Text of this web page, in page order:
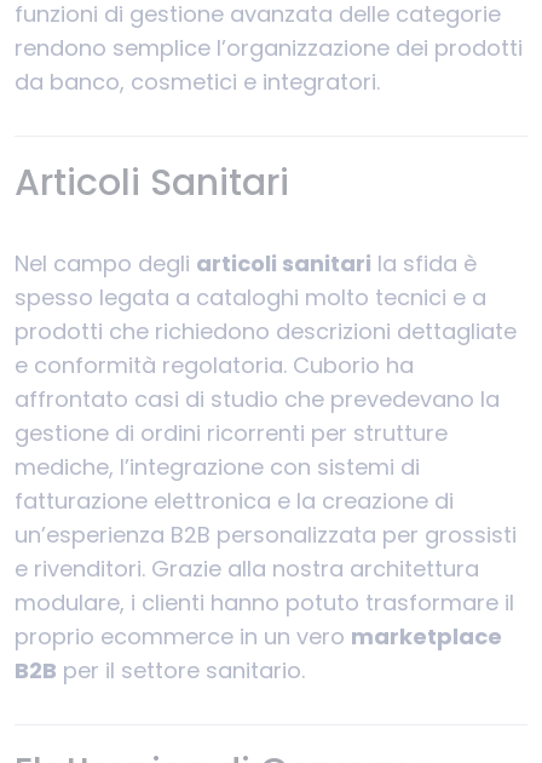
funzioni di gestione avanzata delle categorie
rendono semplice l’organizzazione dei prodotti
da banco, cosmetici e integratori.
Articoli Sanitari
Nel campo degli articoli sanitari la sfida è
spesso legata a cataloghi molto tecnici e a
prodotti che richiedono descrizioni dettagliate
e conformità regolatoria. Cuborio ha
affrontato casi di studio che prevedevano la
gestione di ordini ricorrenti per strutture
mediche, l’integrazione con sistemi di
fatturazione elettronica e la creazione di
un’esperienza B2B personalizzata per grossisti
e rivenditori. Grazie alla nostra architettura
modulare, i clienti hanno potuto trasformare il
proprio ecommerce in un vero marketplace
B2B per il settore sanitario.